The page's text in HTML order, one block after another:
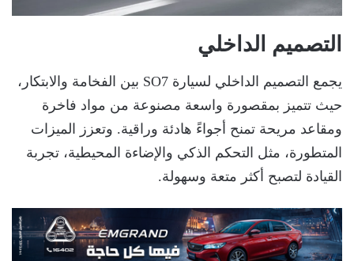
التصميم الداخلي
يجمع التصميم الداخلي لسيارة SO7 بين الفخامة والابتكار،
حيث تتميز بمقصورة واسعة مصنوعة من مواد فاخرة
ومقاعد مريحة تمنح أجواءً هادئة وراقية. وتعزز الميزات
المتطورة، مثل التحكم الذكي والإضاءة المحيطية، تجربة
القيادة لتصبح أكثر متعة وسهولة.